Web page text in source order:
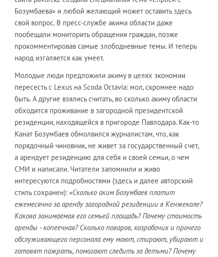
Бозумбаева» и любой желающий может оставить здесь
свой вопрос. В пресс-службе акима области даже
пообещали мониторить обращения граждан, позже
прокомментировав самые злободневные темы. И теперь
народ изгаляется как умеет.
Молодые люди предложили акиму в целях экономии
пересесть с Lexus на Scoda Octavia: мол, скромнее надо
быть. А другие взялись считать, во сколько акиму области
обходится проживание в загородной президентской
резиденции, находящейся в пригороде Павлодара. Как-то
Канат Бозумбаев обмолвился журналистам, что, как
порядочный чиновник, не живет за государственный счет,
а арендует резиденцию для себя и своей семьи, о чем
СМИ и написали. Читатели запомнили и живо
интересуются подробностями (здесь и далее авторский
стиль сохранен): «Сколько аким Бозумбаев платит
ежемесячно за аренду загородной резиденции в Кенжеколе?
Какова занимаемая его семьей площадь? Почему стоимость
аренды - копеечная? Сколько поваров, хозрабочих и прочего
обслуживающего персонала ему моют, стирают, убирают и
готовят пожрать, помогают следить за детьми? Почему